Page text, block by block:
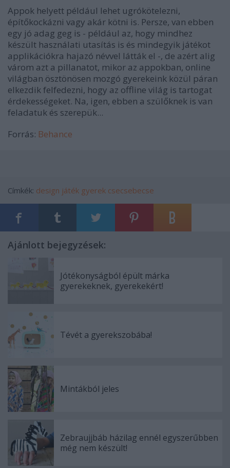
Appok helyett például lehet ugrókötelezni,
építőkockázni vagy akár kötni is. Persze, van ebben
egy jó adag geg is - például az, hogy mindhez
készült használati utasítás is és mindegyik játékot
applikációkra hajazó névvel látták el -, de azért alig
várom azt a pillanatot, mikor az appokban, online
világban ösztönösen mozgó gyerekeink közül páran
elkezdik felfedezni, hogy az offline világ is tartogat
érdekességeket. Na, igen, ebben a szülőknek is van
feladatuk és szerepük...
Forrás: Behance
Címkék: design játék gyerek csecsebecse
Ajánlott bejegyzések:
Jótékonyságból épült márka
gyerekeknek, gyerekekért!
Tévét a gyerekszobába!
Mintákból jeles
Zebraujjbáb házilag ennél egyszerűbben
még nem készült!